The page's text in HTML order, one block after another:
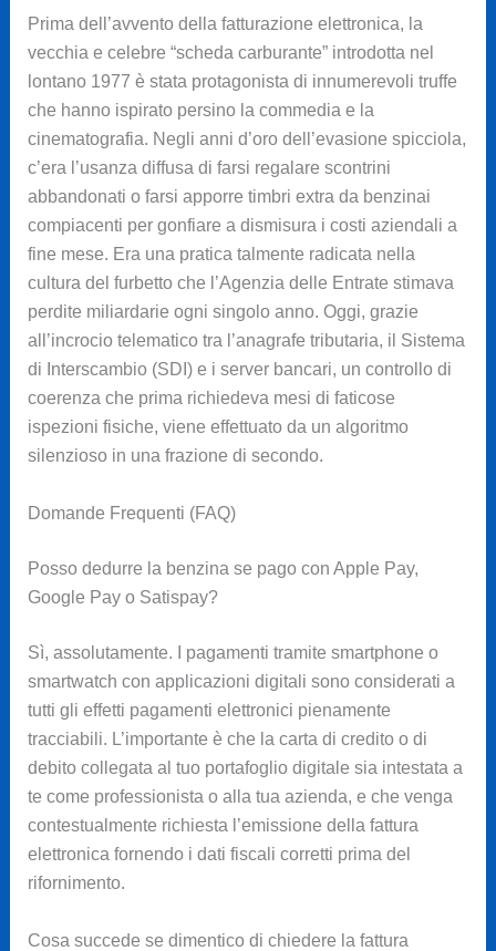
Prima dell’avvento della fatturazione elettronica, la
vecchia e celebre “scheda carburante” introdotta nel
lontano 1977 è stata protagonista di innumerevoli truffe
che hanno ispirato persino la commedia e la
cinematografia. Negli anni d’oro dell’evasione spicciola,
c’era l’usanza diffusa di farsi regalare scontrini
abbandonati o farsi apporre timbri extra da benzinai
compiacenti per gonfiare a dismisura i costi aziendali a
fine mese. Era una pratica talmente radicata nella
cultura del furbetto che l’Agenzia delle Entrate stimava
perdite miliardarie ogni singolo anno. Oggi, grazie
all’incrocio telematico tra l’anagrafe tributaria, il Sistema
di Interscambio (SDI) e i server bancari, un controllo di
coerenza che prima richiedeva mesi di faticose
ispezioni fisiche, viene effettuato da un algoritmo
silenzioso in una frazione di secondo.
Domande Frequenti (FAQ)
Posso dedurre la benzina se pago con Apple Pay,
Google Pay o Satispay?
Sì, assolutamente. I pagamenti tramite smartphone o
smartwatch con applicazioni digitali sono considerati a
tutti gli effetti pagamenti elettronici pienamente
tracciabili. L’importante è che la carta di credito o di
debito collegata al tuo portafoglio digitale sia intestata a
te come professionista o alla tua azienda, e che venga
contestualmente richiesta l’emissione della fattura
elettronica fornendo i dati fiscali corretti prima del
rifornimento.
Cosa succede se dimentico di chiedere la fattura